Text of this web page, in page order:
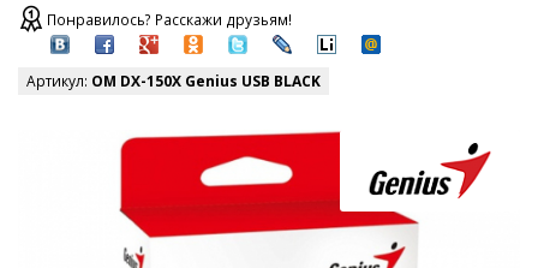
Понравилось? Расскажи друзьям!
Артикул: ОМ DX-150X Genius USB BLACK